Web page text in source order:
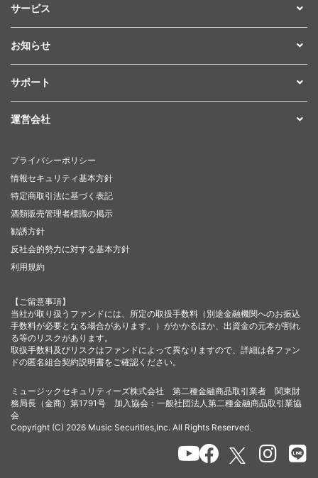
サービス
お知らせ
サポート
運営会社
プライバシーポリシー
情報セキュリティ基本方針
特定商取引法に基づく表記
酒類販売管理者標識の掲示
勧誘方針
反社会的勢力に対する基本方針
利用規約
【ご留意事項】
当社が取り扱うファンドには、所定の取扱手数料（別途金融機関へのお振込
手数料が必要となる場合があります。）がかかるほか、出資金の元本が割れ
る等のリスクがあります。
取扱手数料及びリスクはファンドによって異なりますので、詳細は各ファン
ドの匿名組合契約説明書をご確認ください。
ミュージックセキュリティーズ株式会社 第二種金融商品取引業者 関東財
務局長（金商）第1791号 加入協会：一般社団法人第二種金融商品取引業協
会
Copyright (C) 2026 Music Securities,Inc. All Rights Reserved.